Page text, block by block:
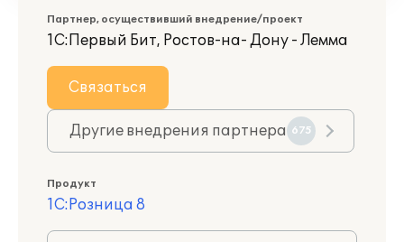
Партнер, осуществивший внедрение/проект
1С:Первый Бит, Ростов-на- Дону - Лемма
Связаться
Другие внедрения партнера 675
Продукт
1С:Розница 8